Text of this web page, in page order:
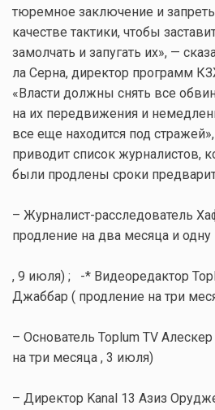
тюремное заключение и
качестве тактики, чтобы
замолчать и запугать их», —
ла Серна, директор программ
«Власти должны снять все
на их передвижения и
все еще находится под
приводит список журналистов,
были продлены сроки
– Журналист-расследователь
продление на два месяца и
, 9 июля) ; -* Видеоредактор
Джаббар ( продление на три
– Основатель Toplum TV
на три месяца , 3 июля)
– Директор Kanal 13 Азиз